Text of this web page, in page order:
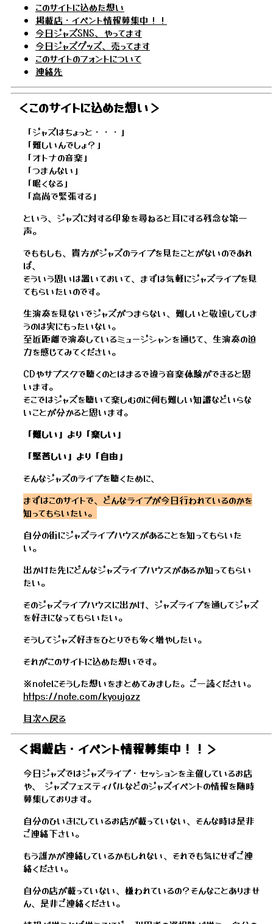
このサイトに込めた想い
掲載店・イベント情報募集中！！
今日ジャズSNS、やってます
今日ジャズグッズ、売ってます
このサイトのフォントについて
連絡先
＜このサイトに込めた想い＞
「ジャズはちょっと・・・」
「難しいんでしょ？」
「オトナの音楽」
「つまんない」
「眠くなる」
「高尚で緊張する」
という、ジャズに対する印象を尋ねると耳にする残念な第一
声。
でももしも、貴方がジャズのライブを見たことがないのであれ
ば、
そういう思いは置いておいて、まずは気軽にジャズライブを見
てもらいたいのです。
生演奏を見ないでジャズがつまらない、難しいと敬遠してしま
うのは実にもったいない。
至近距離で演奏しているミュージシャンを通じて、生演奏の迫
力を感じてみてください。
CDやサブスクで聴くのとはまるで違う音楽体験ができると思
います。
そこではジャズを聴いて楽しむのに何も難しい知識などいらな
いことが分かると思います。
「難しい」より「楽しい」
「堅苦しい」より「自由」
そんなジャズのライブを聴くために、
まずはこのサイトで、どんなライブが今日行われているのかを
知ってもらいたい。
自分の街にジャズライブハウスがあることを知ってもらいた
い。
出かけた先にどんなジャズライブハウスがあるか知ってもらい
たい。
そのジャズライブハウスに出かけ、ジャズライブを通してジャズ
を好きになってもらいたい。
そうしてジャズ好きをひとりでも多く増やしたい。
それがこのサイトに込めた想いです。
※noteにそうした想いをまとめてみました。ご一読ください。
https://note.com/kyoujazz
目次へ戻る
＜掲載店・イベント情報募集中！！＞
今日ジャズではジャズライブ・セッションを主催しているお店
や、 ジャズフェスティバルなどのジャズイベントの情報を随時
募集しております。
自分のひいきにしているお店が載っていない、そんな時は是非
ご連絡下さい。
もう誰かが連絡しているかもしれない、それでも気にせずご連
絡ください。
自分の店が載っていない、嫌われているの？そんなことありませ
ん、是非ご連絡ください。